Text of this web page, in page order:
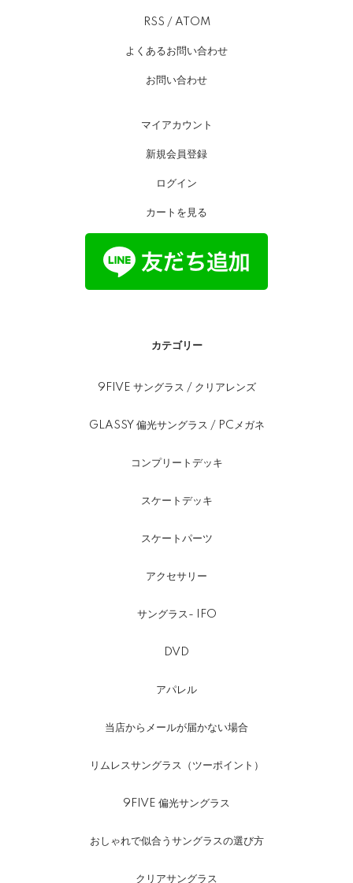
RSS / ATOM
よくあるお問い合わせ
お問い合わせ
マイアカウント
新規会員登録
ログイン
カートを見る
カテゴリー
9FIVE サングラス / クリアレンズ
GLASSY 偏光サングラス / PCメガネ
コンプリートデッキ
スケートデッキ
スケートパーツ
アクセサリー
サングラス- IFO
DVD
アパレル
当店からメールが届かない場合
リムレスサングラス（ツーポイント）
9FIVE 偏光サングラス
おしゃれで似合うサングラスの選び方
クリアサングラス